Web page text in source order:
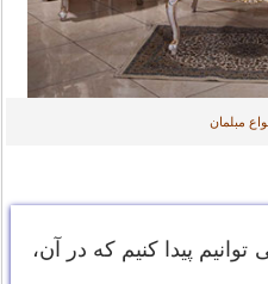
مبلمان
پیدا کنیم که در آن،